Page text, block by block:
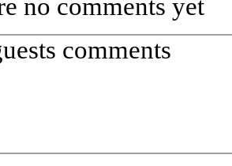
no comments yet
comments